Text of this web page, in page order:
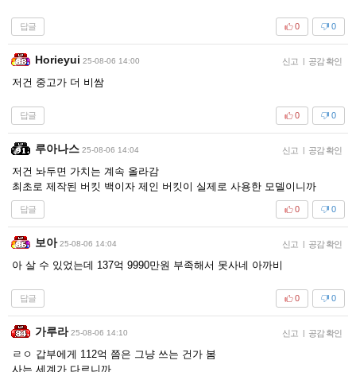
답글 0
0
Horieyui 25-08-06 14:00 신고 | 공감 확인
저건 중고가 더 비쌈
답글 0
0
루아나스 25-08-06 14:04 신고 | 공감 확인
저건 놔두면 가치는 계속 올라감
최초로 제작된 버킷 백이자 제인 버킷이 실제로 사용한 모델이니까
답글 0
0
보아 25-08-06 14:04 신고 | 공감 확인
아 살 수 있었는데 137억 9990만원 부족해서 못사네 아까비
답글 0
0
가루라 25-08-06 14:10 신고 | 공감 확인
ㄹㅇ 갑부에게 112억 쯤은 그냥 쓰는 건가 봄
사는 세계가 다르니까